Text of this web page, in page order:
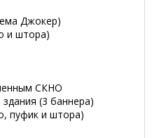
Джокер)
и штора)
СКНО
(3 баннера)
пуфик и штора)